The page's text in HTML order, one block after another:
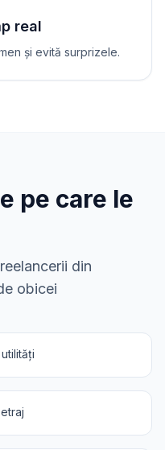
real
și evită surprizele.
pe care le
din
obicei